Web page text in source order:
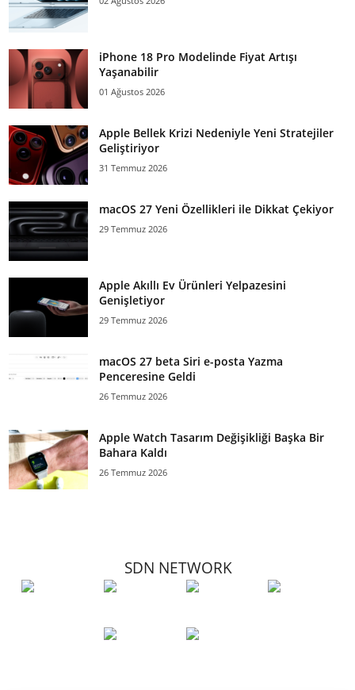
iPhone 18 Pro Modelinde Fiyat Artışı
Yaşanabilir
01 Ağustos 2026
Apple Bellek Krizi Nedeniyle Yeni Stratejiler
Geliştiriyor
31 Temmuz 2026
macOS 27 Yeni Özellikleri ile Dikkat Çekiyor
29 Temmuz 2026
Apple Akıllı Ev Ürünleri Yelpazesini
Genişletiyor
29 Temmuz 2026
macOS 27 beta Siri e-posta Yazma
Penceresine Geldi
26 Temmuz 2026
Apple Watch Tasarım Değişikliği Başka Bir
Bahara Kaldı
26 Temmuz 2026
SDN NETWORK